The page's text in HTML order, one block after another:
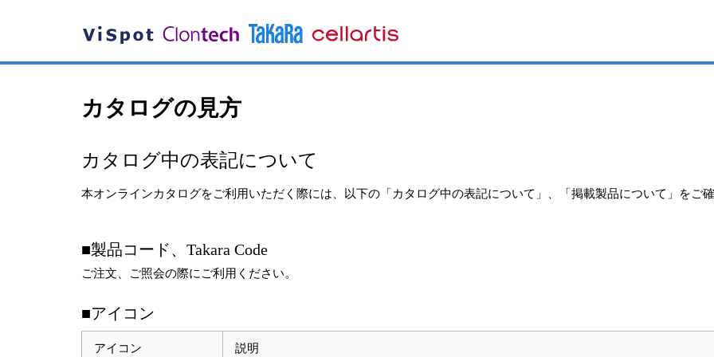
カタログの見方
カタログ中の表記について
本オンラインカタログをご利用いただく際には、以下の「カタログ中の表記について」、「掲載製品について」をご確
■製品コード、Takara Code
ご注文、ご照会の際にご利用ください。
■アイコン
アイコン 説明